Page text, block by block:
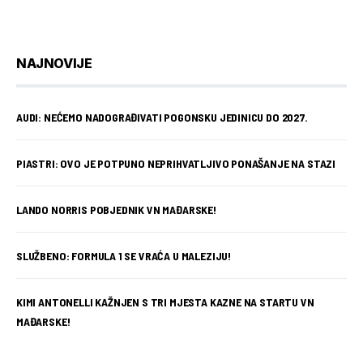
NAJNOVIJE
AUDI: NEĆEMO NADOGRAĐIVATI POGONSKU JEDINICU DO 2027.
PIASTRI: OVO JE POTPUNO NEPRIHVATLJIVO PONAŠANJE NA STAZI
LANDO NORRIS POBJEDNIK VN MAĐARSKE!
SLUŽBENO: FORMULA 1 SE VRAĆA U MALEZIJU!
KIMI ANTONELLI KAŽNJEN S TRI MJESTA KAZNE NA STARTU VN
MAĐARSKE!